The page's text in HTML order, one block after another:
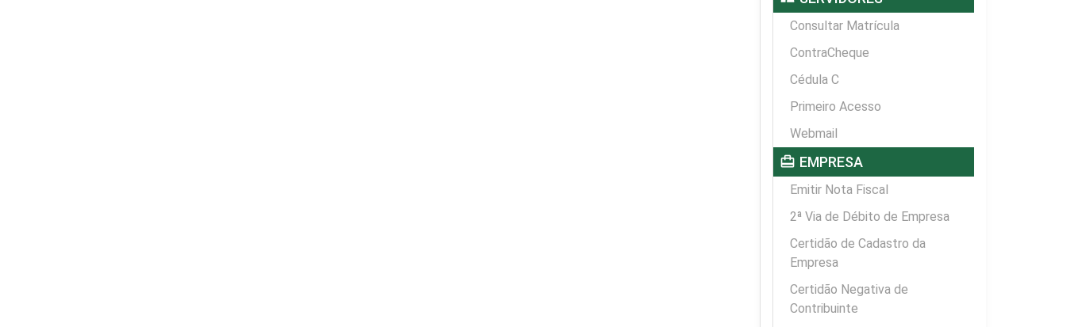
Consultar Matrícula
ContraCheque
Cédula C
Primeiro Acesso
Webmail
card_travel EMPRESA
Emitir Nota Fiscal
2ª Via de Débito de Empresa
Certidão de Cadastro da
Empresa
Certidão Negativa de
Contribuinte